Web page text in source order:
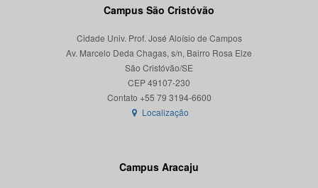
Campus São Cristóvão
Cidade Univ. Prof. José Aloísio de Campos
Av. Marcelo Deda Chagas, s/n, Bairro Rosa Elze
São Cristóvão/SE
CEP 49107-230
Localização
Campus Aracaju